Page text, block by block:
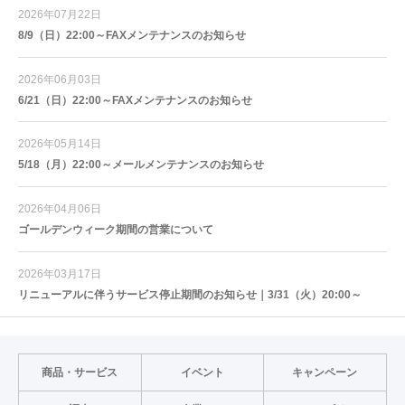
2026年07月22日
8/9（日）22:00～FAXメンテナンスのお知らせ
2026年06月03日
6/21（日）22:00～FAXメンテナンスのお知らせ
2026年05月14日
5/18（月）22:00～メールメンテナンスのお知らせ
2026年04月06日
ゴールデンウィーク期間の営業について
2026年03月17日
リニューアルに伴うサービス停止期間のお知らせ｜3/31（火）20:00～
商品・サービス イベント キャンペーン